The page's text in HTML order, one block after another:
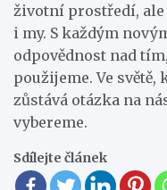
životní prostředí, ale
i my. S každým
odpovědnost nad
použijeme. Ve
zůstává otázka na
vybereme.
Sdílejte článek